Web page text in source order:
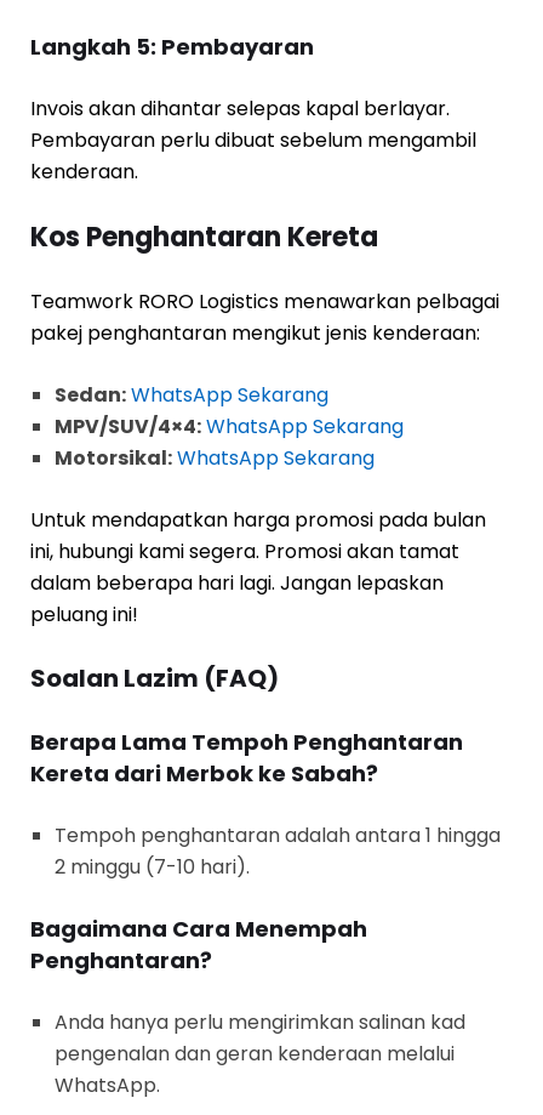
Langkah 5: Pembayaran
Invois akan dihantar selepas kapal berlayar.
Pembayaran perlu dibuat sebelum mengambil
kenderaan.
Kos Penghantaran Kereta
Teamwork RORO Logistics menawarkan pelbagai
pakej penghantaran mengikut jenis kenderaan:
Sedan:WhatsApp Sekarang
MPV/SUV/4×4:WhatsApp Sekarang
Motorsikal:WhatsApp Sekarang
Untuk mendapatkan harga promosi pada bulan
ini, hubungi kami segera. Promosi akan tamat
dalam beberapa hari lagi. Jangan lepaskan
peluang ini!
Soalan Lazim (FAQ)
Berapa Lama Tempoh Penghantaran
Kereta dari Merbok ke Sabah?
Tempoh penghantaran adalah antara 1 hingga
2 minggu (7-10 hari).
Bagaimana Cara Menempah
Penghantaran?
Anda hanya perlu mengirimkan salinan kad
pengenalan dan geran kenderaan melalui
WhatsApp.